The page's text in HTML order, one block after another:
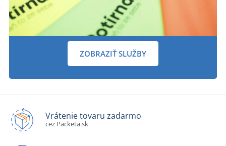
ZOBRAZIŤ SLUŽBY
Vrátenie tovaru zadarmo
cez Packeta.sk